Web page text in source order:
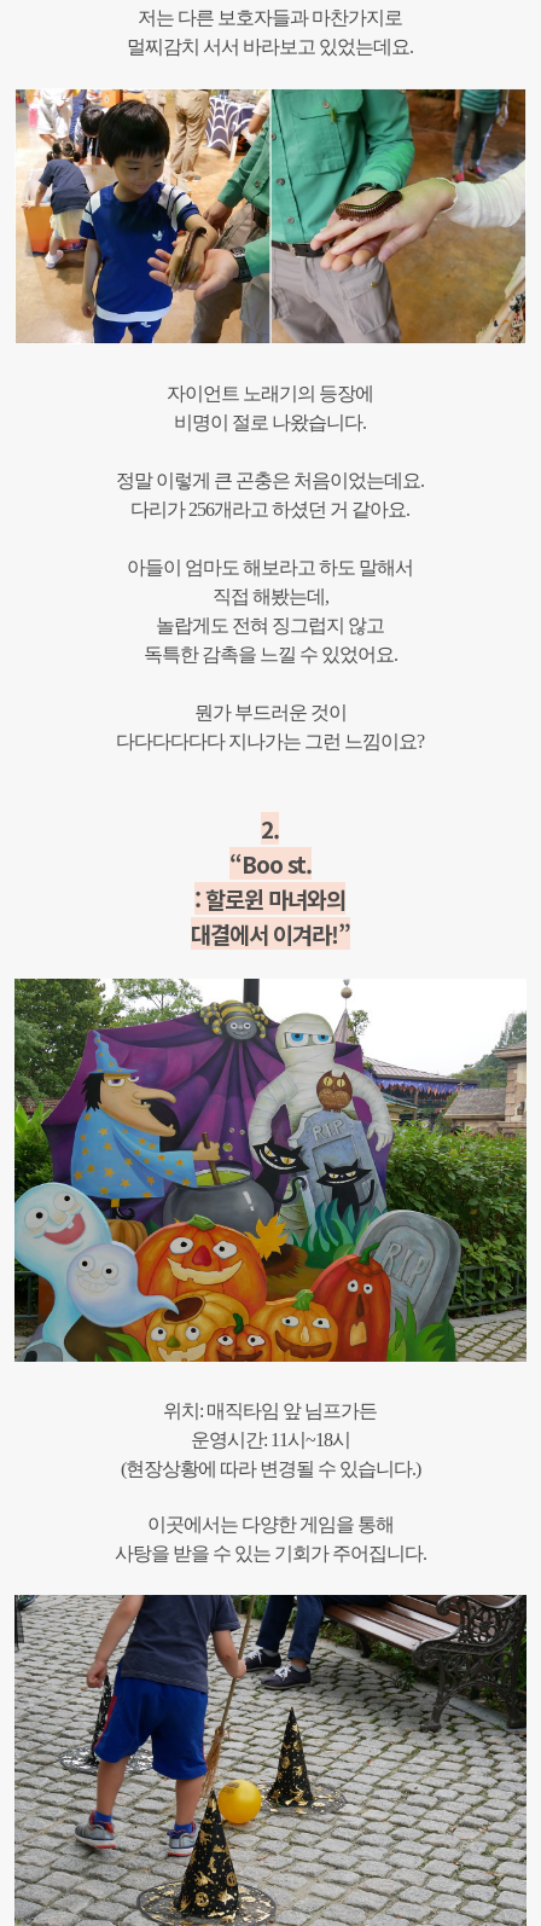
저는 다른 보호자들과 마찬가지로
멀찌감치 서서 바라보고 있었는데요.
자이언트 노래기의 등장에
비명이 절로 나왔습니다.
정말 이렇게 큰 곤충은 처음이었는데요.
다리가 256개라고 하셨던 거 같아요.
아들이 엄마도 해보라고 하도 말해서
직접 해봤는데,
놀랍게도 전혀 징그럽지 않고
독특한 감촉을 느낄 수 있었어요.
뭔가 부드러운 것이
다다다다다다 지나가는 그런 느낌이요?
2.
“Boo st.
: 할로윈 마녀와의
대결에서 이겨라!”
위치: 매직타임 앞 님프가든
운영시간: 11시~18시
(현장상황에 따라 변경될 수 있습니다.)
이곳에서는 다양한 게임을 통해
사탕을 받을 수 있는 기회가 주어집니다.